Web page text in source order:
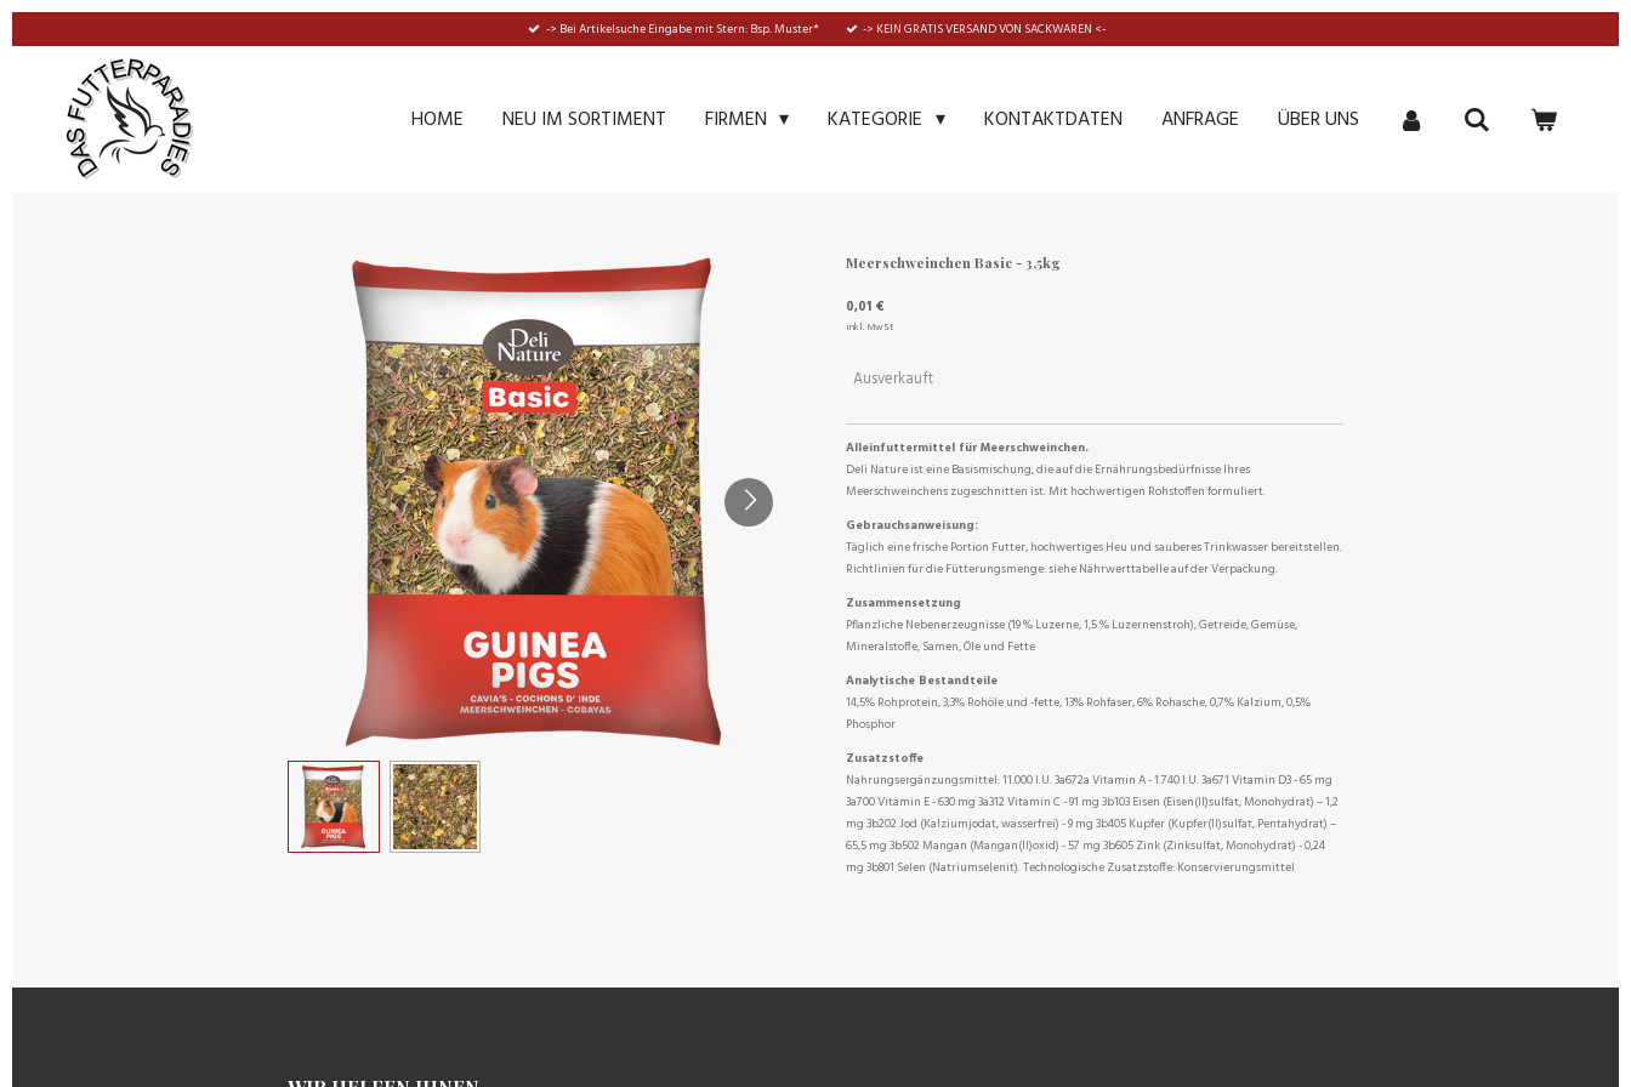
-> Bei Artikelsuche Eingabe mit Stern: Bsp. Muster* -> KEIN GRATIS VERSAND VON SACKWAREN <-
HOME NEU IM SORTIMENT FIRMEN KATEGORIE KONTAKTDATEN ANFRAGE ÜBER UNS
Meerschweinchen Basic - 3,5kg
0,01 €
inkl. MwSt
Ausverkauft
Alleinfuttermittel für Meerschweinchen.
Deli Nature ist eine Basismischung, die auf die Ernährungsbedürfnisse Ihres
Meerschweinchens zugeschnitten ist. Mit hochwertigen Rohstoffen formuliert.
Gebrauchsanweisung:
Täglich eine frische Portion Futter, hochwertiges Heu und sauberes Trinkwasser bereitstellen.
Richtlinien für die Fütterungsmenge: siehe Nährwerttabelle auf der Verpackung.
Zusammensetzung
Pflanzliche Nebenerzeugnisse (19 % Luzerne, 1,5 % Luzernenstroh), Getreide, Gemüse,
Mineralstoffe, Samen, Öle und Fette
Analytische Bestandteile
14,5% Rohprotein, 3,3% Rohöle und -fette, 13% Rohfaser, 6% Rohasche, 0,7% Kalzium, 0,5%
Phosphor
Zusatzstoffe
Nahrungsergänzungsmittel: 11.000 I.U. 3a672a Vitamin A - 1.740 I.U. 3a671 Vitamin D3 - 65 mg
3a700 Vitamin E - 630 mg 3a312 Vitamin C - 91 mg 3b103 Eisen (Eisen(II)sulfat, Monohydrat) – 1,2
mg 3b202 Jod (Kalziumjodat, wasserfrei) - 9 mg 3b405 Kupfer (Kupfer(II)sulfat, Pentahydrat) –
65,5 mg 3b502 Mangan (Mangan(II)oxid) - 57 mg 3b605 Zink (Zinksulfat, Monohydrat) - 0,24
mg 3b801 Selen (Natriumselenit). Technologische Zusatzstoffe: Konservierungsmittel